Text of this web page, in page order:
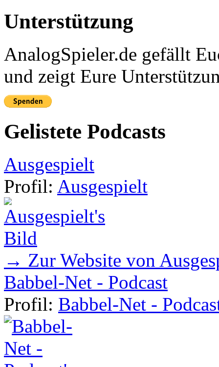
Unterstützung
AnalogSpieler.de gefällt
und zeigt Eure
Gelistete Podcasts
Ausgespielt
Profil: Ausgespielt
→ Zur Website von
Babbel-Net - Podcast
Profil: Babbel-Net -